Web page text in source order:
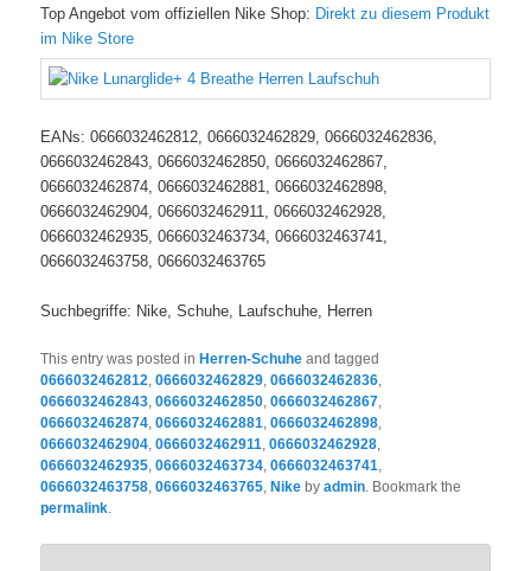
Top Angebot vom offiziellen Nike Shop: Direkt zu diesem Produkt
im Nike Store
EANs: 0666032462812, 0666032462829, 0666032462836,
0666032462843, 0666032462850, 0666032462867,
0666032462874, 0666032462881, 0666032462898,
0666032462904, 0666032462911, 0666032462928,
0666032462935, 0666032463734, 0666032463741,
0666032463758, 0666032463765
Suchbegriffe: Nike, Schuhe, Laufschuhe, Herren
This entry was posted in Herren-Schuhe and tagged
0666032462812,0666032462829,0666032462836,
0666032462843,0666032462850,0666032462867,
0666032462874,0666032462881,0666032462898,
0666032462904,0666032462911,0666032462928,
0666032462935,0666032463734,0666032463741,
0666032463758,0666032463765, Nike byadmin. Bookmark the
permalink.